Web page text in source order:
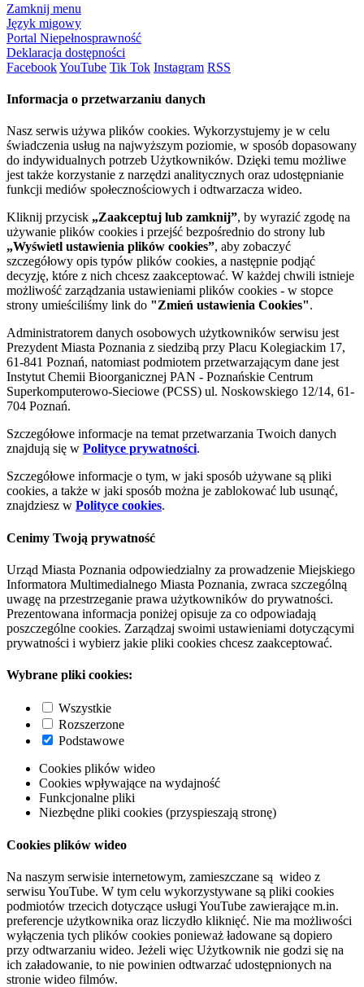
Zamknij menu
Język migowy
Portal Niepełnosprawność
Deklaracja dostępności
FacebookYouTube Tik Tok Instagram RSS
Informacja o przetwarzaniu danych
Nasz serwis używa plików cookies. Wykorzystujemy je w celu
świadczenia usług na najwyższym poziomie, w sposób dopasowany
do indywidualnych potrzeb Użytkowników. Dzięki temu możliwe
jest także korzystanie z narzędzi analitycznych oraz udostępnianie
funkcji mediów społecznościowych i odtwarzacza wideo.
Kliknij przycisk „Zaakceptuj lub zamknij”, by wyrazić zgodę na
używanie plików cookies i przejść bezpośrednio do strony lub
„Wyświetl ustawienia plików cookies”, aby zobaczyć
szczegółowy opis typów plików cookies, a następnie podjąć
decyzję, które z nich chcesz zaakceptować. W każdej chwili istnieje
możliwość zarządzania ustawieniami plików cookies - w stopce
strony umieściliśmy link do "Zmień ustawienia Cookies".
Administratorem danych osobowych użytkowników serwisu jest
Prezydent Miasta Poznania z siedzibą przy Placu Kolegiackim 17,
61-841 Poznań, natomiast podmiotem przetwarzającym dane jest
Instytut Chemii Bioorganicznej PAN - Poznańskie Centrum
Superkomputerowo-Sieciowe (PCSS) ul. Noskowskiego 12/14, 61-
704 Poznań.
Szczegółowe informacje na temat przetwarzania Twoich danych
znajdują się w Polityce prywatności.
Szczegółowe informacje o tym, w jaki sposób używane są pliki
cookies, a także w jaki sposób można je zablokować lub usunąć,
znajdziesz w Polityce cookies.
Cenimy Twoją prywatność
Urząd Miasta Poznania odpowiedzialny za prowadzenie Miejskiego
Informatora Multimedialnego Miasta Poznania, zwraca szczególną
uwagę na przestrzeganie prawa użytkowników do prywatności.
Prezentowana informacja poniżej opisuje za co odpowiadają
poszczególne cookies. Zarządzaj swoimi ustawieniami dotyczącymi
prywatności i wybierz jakie pliki cookies chcesz zaakceptować.
Wybrane pliki cookies:
Wszystkie
Rozszerzone
Podstawowe
Cookies plików wideo
Cookies wpływające na wydajność
Funkcjonalne pliki
Niezbędne pliki cookies (przyspieszają stronę)
Cookies plików wideo
Na naszym serwisie internetowym, zamieszczane są wideo z
serwisu YouTube. W tym celu wykorzystywane są pliki cookies
podmiotów trzecich dotyczące usługi YouTube zawierające m.in.
preferencje użytkownika oraz liczydło kliknięć. Nie ma możliwości
wyłączenia tych plików cookies ponieważ ładowane są dopiero
przy odtwarzaniu wideo. Jeżeli więc Użytkownik nie godzi się na
ich załadowanie, to nie powinien odtwarzać udostępnionych na
stronie wideo filmów.